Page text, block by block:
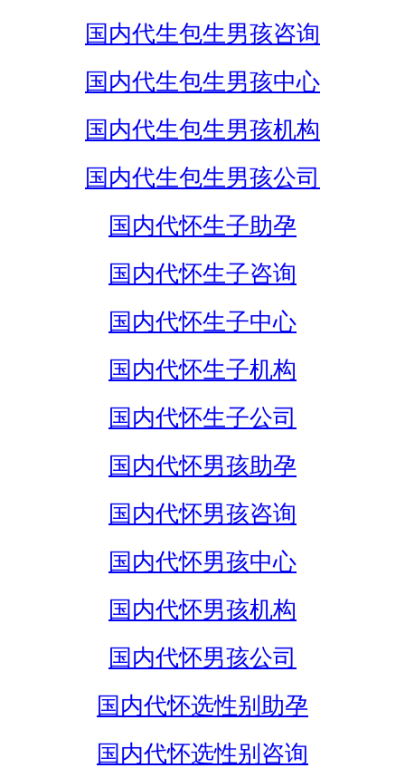
国内代生包生男孩咨询
国内代生包生男孩中心
国内代生包生男孩机构
国内代生包生男孩公司
国内代怀生子助孕
国内代怀生子咨询
国内代怀生子中心
国内代怀生子机构
国内代怀生子公司
国内代怀男孩助孕
国内代怀男孩咨询
国内代怀男孩中心
国内代怀男孩机构
国内代怀男孩公司
国内代怀选性别助孕
国内代怀选性别咨询